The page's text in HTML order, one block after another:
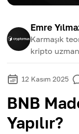
Emre
Karmaşık
kripto
12 Kasım 2025
BNB
Yapılır?